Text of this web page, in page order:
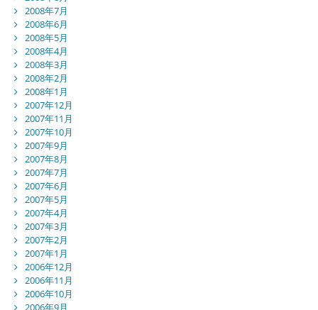
2008年7月
2008年6月
2008年5月
2008年4月
2008年3月
2008年2月
2008年1月
2007年12月
2007年11月
2007年10月
2007年9月
2007年8月
2007年7月
2007年6月
2007年5月
2007年4月
2007年3月
2007年2月
2007年1月
2006年12月
2006年11月
2006年10月
2006年9月